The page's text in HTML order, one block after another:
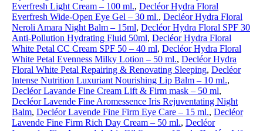
Everfresh Light Cream – 100 ml., Decléor Hydra Floral
Everfresh Wide-Open Eye Gel – 30 ml., Decléor Hydra Floral
Neroli Amara Night Balm – 15ml, Decléor Hydra Floral SPF 30
Anti-Pollution Hydrating Fluid 50ml, Decléor Hydra Floral
White Petal CC Cream SPF 50 – 40 ml, Decléor Hydra Floral
White Petal Evenness Milky Lotion – 50 ml., Decléor Hydra
Floral White Petal Repairing & Renovating Sleeping, Decléor
Intense Nutrition Luxuriant Nourishing Lip Balm – 10 ml.,
Decléor Lavande Fine Cream Lift & Firm mask – 50 ml,
Decléor Lavende Fine Aromessence Iris Rejuventating Night
Balm, Decléor Lavende Fine Firm Eye Care – 15 ml., Decléor
Lavende Fine Firm Rich Day Cream – 50 ml., Decléor